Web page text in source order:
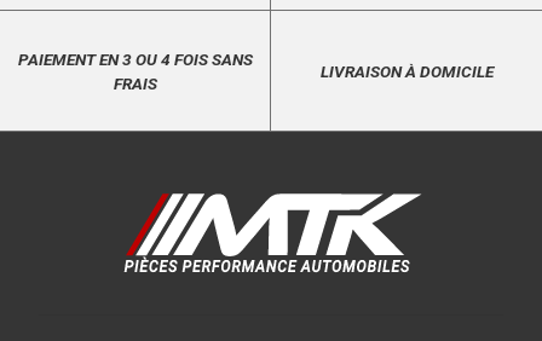
PAIEMENT EN 3 OU 4 FOIS SANS
FRAIS
LIVRAISON À DOMICILE